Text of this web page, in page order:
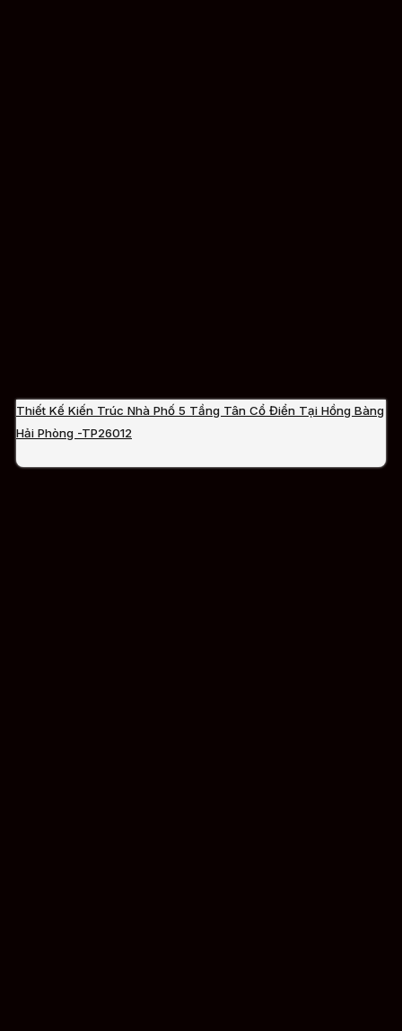
Thiết Kế Kiến Trúc Nhà Phố 5 Tầng Tân Cổ Điển Tại Hồng Bàng
Hải Phòng -TP26012